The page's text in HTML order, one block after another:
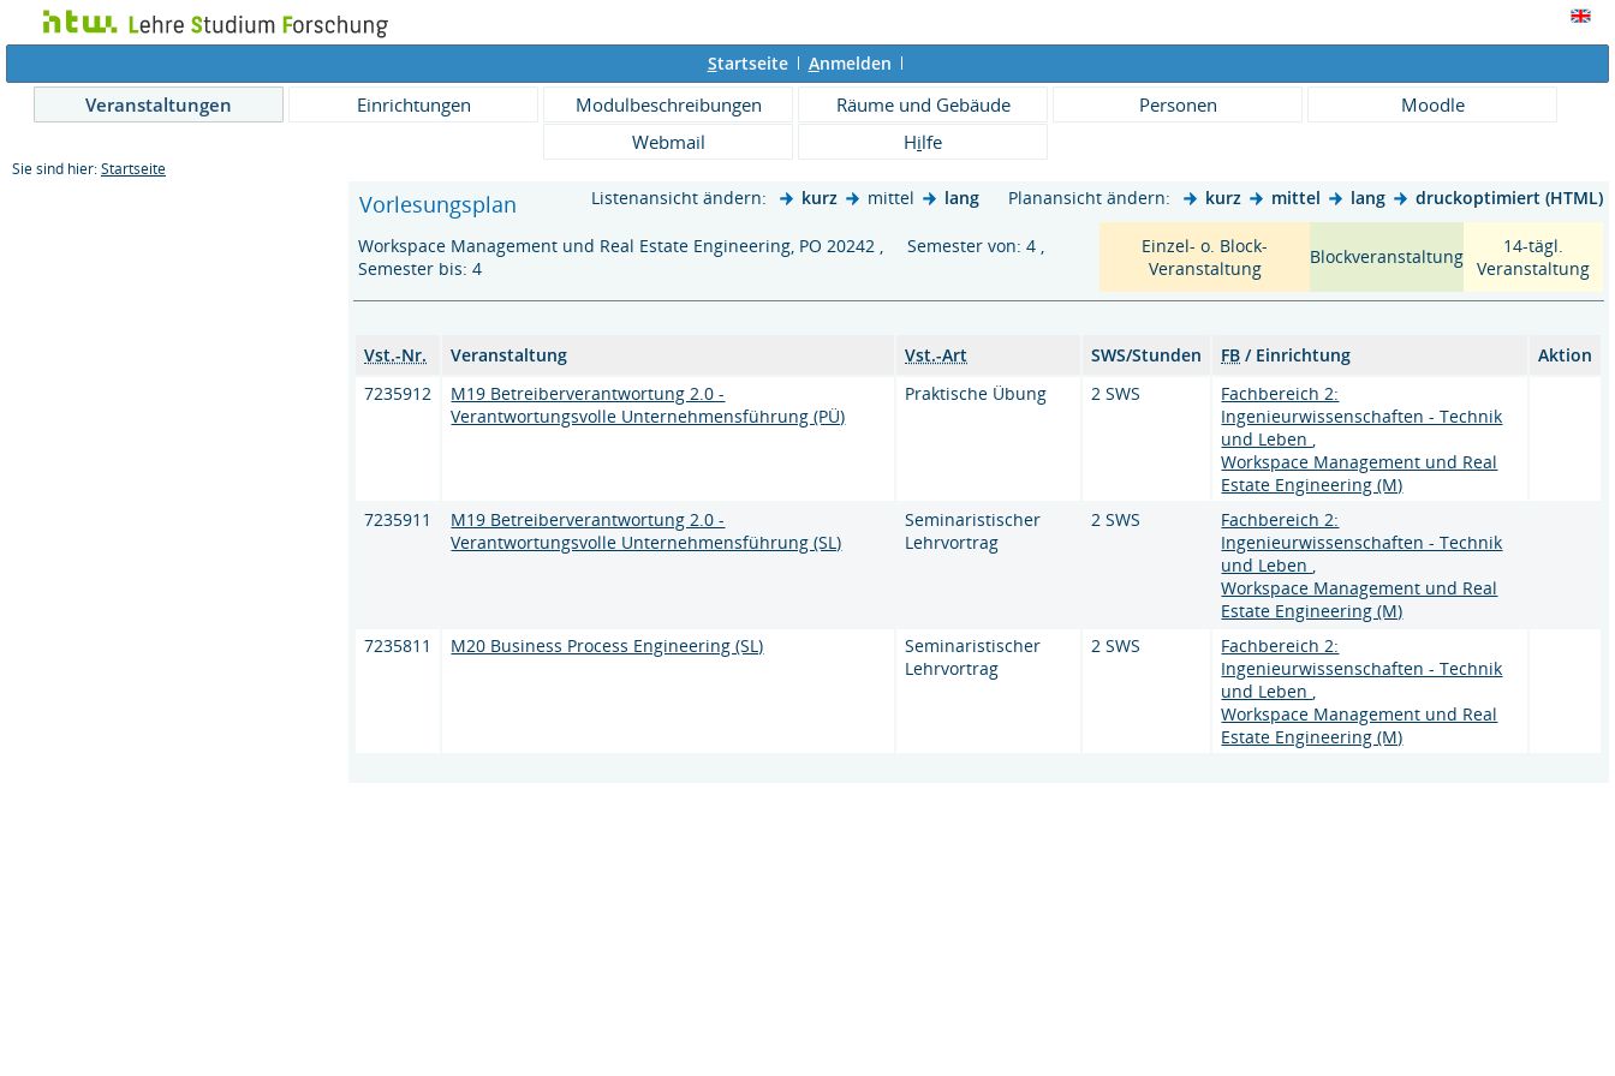
Startseite Anmelden
Veranstaltungen Einrichtungen Modulbeschreibungen Räume und Gebäude Personen
Moodle
Webmail
Hilfe
Sie sind hier: Startseite
Vorlesungsplan Listenansicht ändern: kurz mittel lang Planansicht ändern: kurz mittel lang druckoptimiert (HTML)
Workspace Management und Real Estate Engineering, PO 20242 , Semester von: 4 ,
Semester bis: 4
Einzel- o. Block-
Veranstaltung
Blockveranstaltung
14-tägl.
Veranstaltung
Vst.-Nr. Veranstaltung Vst.-Art SWS/Stunden FB / Einrichtung
Aktion
7235912
M19 Betreiberverantwortung 2.0 -
Verantwortungsvolle Unternehmensführung (PÜ)
Praktische Übung 2 SWS
Fachbereich 2:
Ingenieurwissenschaften - Technik
und Leben
Workspace Management und Real
Estate Engineering (M)
7235911
M19 Betreiberverantwortung 2.0 -
Verantwortungsvolle Unternehmensführung (SL)
Seminaristischer
Lehrvortrag
2 SWS
Fachbereich 2:
Ingenieurwissenschaften - Technik
und Leben
Workspace Management und Real
Estate Engineering (M)
7235811
M20 Business Process Engineering (SL)
Seminaristischer
Lehrvortrag
2 SWS
Fachbereich 2:
Ingenieurwissenschaften - Technik
und Leben
Workspace Management und Real
Estate Engineering (M)